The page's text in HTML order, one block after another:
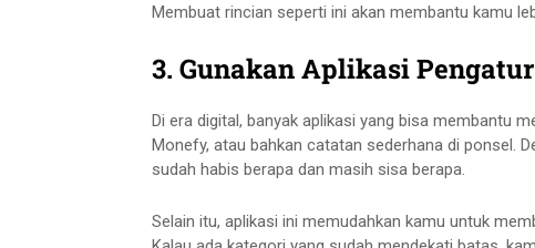
Membuat rincian seperti ini akan membantu kamu
3. Gunakan Aplikasi
Di era digital, banyak aplikasi yang bisa membantu
Monefy, atau bahkan catatan sederhana di ponsel.
sudah habis berapa dan masih sisa berapa.
Selain itu, aplikasi ini memudahkan kamu untuk